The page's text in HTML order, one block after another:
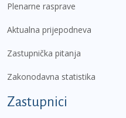
Plenarne rasprave
Aktualna prijepodneva
Zastupnička pitanja
Zakonodavna statistika
Zastupnici